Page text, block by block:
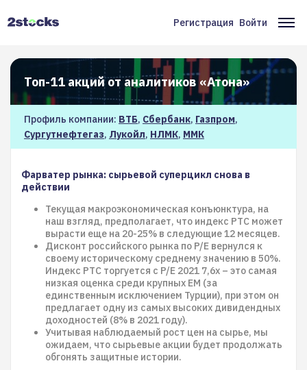
Меню
учётной
записи
пользователя
Регистрация Войти
Топ-11 акций от аналитиков «Атона»
Профиль компании: ВТБ, Сбербанк, Газпром,
Сургутнефтегаз, Лукойл, НЛМК, ММК
Фарватер рынка: cырьевой суперцикл снова в
действии
Текущая макроэкономическая конъюнктура, на
наш взгляд, предполагает, что индекс РТС может
вырасти еще на 20-25% в следующие 12 месяцев.
Дисконт российского рынка по P/E вернулся к
своему историческому среднему значению в 50%.
Индекс РТС торгуется с P/E 2021 7,6x – это самая
низкая оценка среди крупных EM (за
единственным исключением Турции), при этом он
предлагает одну из самых высоких дивидендных
доходностей (8% в 2021 году).
Учитывая наблюдаемый рост цен на сырье, мы
ожидаем, что сырьевые акции будет продолжать
обгонять защитные истории.